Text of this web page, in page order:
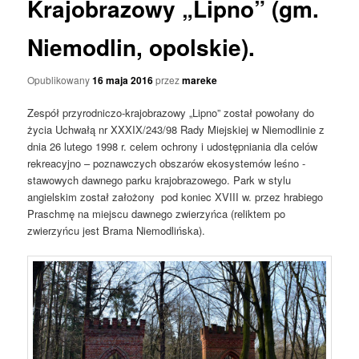
Krajobrazowy „Lipno” (gm.
Niemodlin, opolskie).
Opublikowany16 maja 2016przezmareke
Zespół przyrodniczo-krajobrazowy „Lipno” został powołany do
życia Uchwałą nr XXXIX/243/98 Rady Miejskiej w Niemodlinie z
dnia 26 lutego 1998 r. celem ochrony i udostępniania dla celów
rekreacyjno – poznawczych obszarów ekosystemów leśno -
stawowych dawnego parku krajobrazowego. Park w stylu
angielskim został założony pod koniec XVIII w. przez hrabiego
Praschmę na miejscu dawnego zwierzyńca (reliktem po
zwierzyńcu jest Brama Niemodlińska).